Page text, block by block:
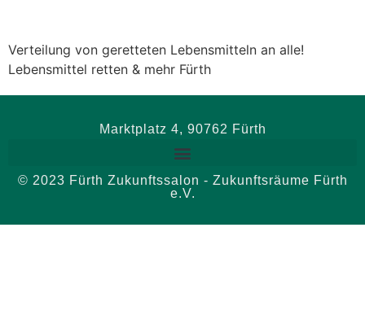
Verteilung von geretteten Lebensmitteln an alle!
Lebensmittel retten & mehr Fürth
Marktplatz 4, 90762 Fürth
© 2023 Fürth Zukunftssalon - Zukunftsräume Fürth
e.V.